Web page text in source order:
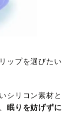
ップを選びたい
シリコン素材と
眠りを妨げずに